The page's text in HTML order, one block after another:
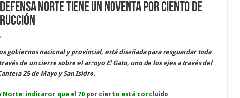
Norte tiene un noventa por ciento de
gobiernos nacional y provincial, está diseñada para resguardar toda
de un cierre sobre el arroyo El Gato, uno de los ejes a través del
25 de Mayo y San Isidro.
Norte: indicaron que el 70 por ciento está concluido